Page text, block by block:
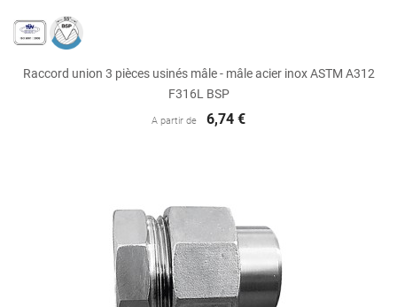
Raccord union 3 pièces usinés mâle - mâle acier inox ASTM A312
F316L BSP
A partir de 6,74 €